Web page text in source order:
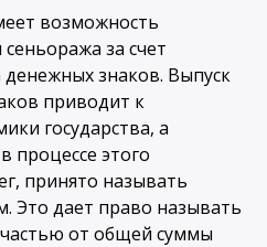
возможность
за счет
денежных знаков. Выпуск
приводит к
государства, а
процессе этого
принято называть
Это дает право называть
частью от общей суммы